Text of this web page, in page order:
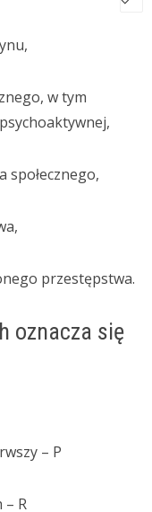
w tym
społecznego,
przestępstwa.
oznacza się
– P
– R